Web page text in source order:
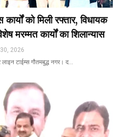
को मिली रफ्तार, विधायक
मरम्मत कार्यों का शिलान्यास
30, 2026
लाइन टाईम्स गौतमबुद्ध नगर। द…